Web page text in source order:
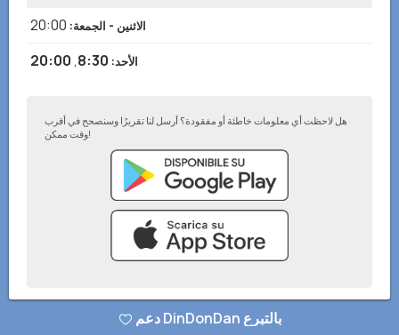
الاثنين - الجمعة:
20:00
الأحد:
8:30
,
20:00
هل لاحظت أي معلومات خاطئة أو مفقودة؟ أرسل لنا تقريرًا وسنصحح في أقرب
وقت ممكن!
© تطبيق DinDonDan 2026– أضف إلى موقعك الإلكتروني
دعم DinDonDan بالتبرع